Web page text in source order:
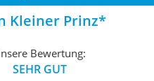
Kleiner Prinz
Bewertung:
SEHR GUT